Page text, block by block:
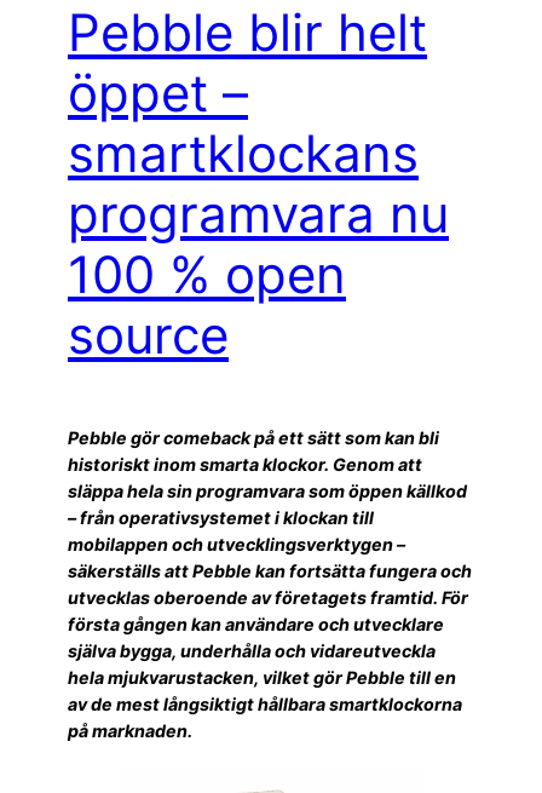
Pebble blir helt
öppet –
smartklockans
programvara nu
100 % open
source
Pebble gör comeback på ett sätt som kan bli
historiskt inom smarta klockor. Genom att
släppa hela sin programvara som öppen källkod
– från operativsystemet i klockan till
mobilappen och utvecklingsverktygen –
säkerställs att Pebble kan fortsätta fungera och
utvecklas oberoende av företagets framtid. För
första gången kan användare och utvecklare
själva bygga, underhålla och vidareutveckla
hela mjukvarustacken, vilket gör Pebble till en
av de mest långsiktigt hållbara smartklockorna
på marknaden.